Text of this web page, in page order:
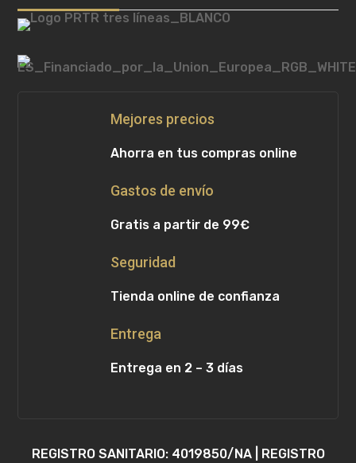
Mejores precios
Ahorra en tus compras online
Gastos de envío
Gratis a partir de 99€
Seguridad
Tienda online de confianza
Entrega
Entrega en 2 – 3 días
REGISTRO SANITARIO: 4019850/NA | REGISTRO